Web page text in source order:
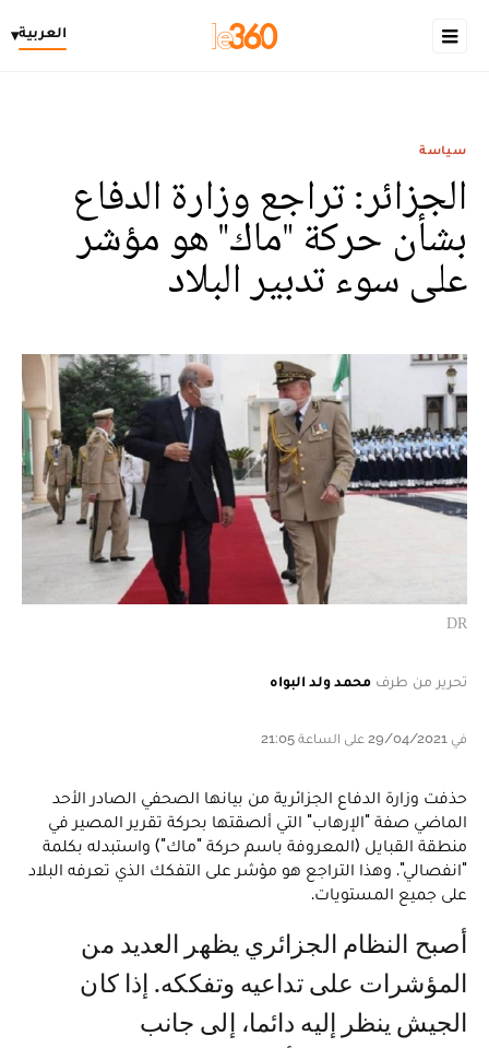
العربية▾
سياسة
الجزائر: تراجع وزارة الدفاع
بشأن حركة "ماك" هو مؤشر
على سوء تدبير البلاد
DR
تحرير من طرف محمد ولد البواه
في 29/04/2021 على الساعة 21:05
حذفت وزارة الدفاع الجزائرية من بيانها الصحفي الصادر الأحد
الماضي صفة "الإرهاب" التي ألصقتها بحركة تقرير المصير في
منطقة القبايل (المعروفة باسم حركة "ماك") واستبدله بكلمة
"انفصالي". وهذا التراجع هو مؤشر على التفكك الذي تعرفه البلاد
على جميع المستويات.
المؤشرات على تداعيه وتفككه. إذا كان
الجيش ينظر إليه دائما، إلى جانب